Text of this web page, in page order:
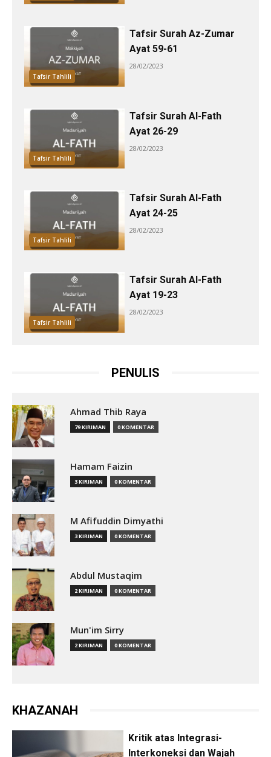
Tafsir Tahlili
Tafsir Surah Az-Zumar
Ayat 59-61
28/02/2023
Tafsir Tahlili
Tafsir Surah Al-Fath
Ayat 26-29
28/02/2023
Tafsir Tahlili
Tafsir Surah Al-Fath
Ayat 24-25
28/02/2023
Tafsir Tahlili
Tafsir Surah Al-Fath
Ayat 19-23
28/02/2023
PENULIS
Ahmad Thib Raya
79 KIRIMAN 0 KOMENTAR
Hamam Faizin
3 KIRIMAN 0 KOMENTAR
M Afifuddin Dimyathi
3 KIRIMAN 0 KOMENTAR
Abdul Mustaqim
2 KIRIMAN 0 KOMENTAR
Mun'im Sirry
2 KIRIMAN 0 KOMENTAR
KHAZANAH
Kritik atas Integrasi-
Interkoneksi dan Wajah